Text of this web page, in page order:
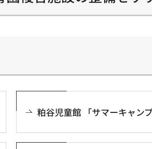
粕谷児童館 「サマーキャンプ